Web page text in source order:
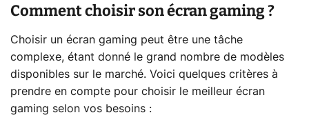
Comment choisir son écran gaming ?
Choisir un écran gaming peut être une tâche
complexe, étant donné le grand nombre de modèles
disponibles sur le marché. Voici quelques critères à
prendre en compte pour choisir le meilleur écran
gaming selon vos besoins :